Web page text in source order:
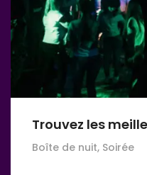
Trouvez les
Boîte de nuit, Soirée